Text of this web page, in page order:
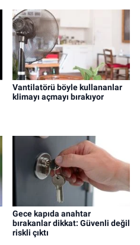
Vantilatörü böyle kullananlar
klimayı açmayı bırakıyor
Gece kapıda anahtar
bırakanlar dikkat: Güvenli değil
riskli çıktı